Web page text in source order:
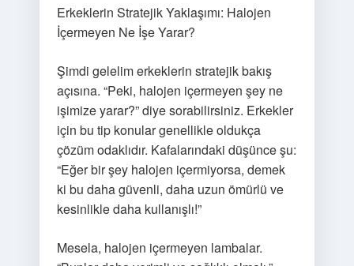
Erkeklerin Stratejik Yaklaşımı: Halojen
İçermeyen Ne İşe Yarar?
Şimdi gelelim erkeklerin stratejik bakış
açısına. “Peki, halojen içermeyen şey ne
işimize yarar?” diye sorabilirsiniz. Erkekler
için bu tip konular genellikle oldukça
çözüm odaklıdır. Kafalarındaki düşünce şu:
“Eğer bir şey halojen içermiyorsa, demek
ki bu daha güvenli, daha uzun ömürlü ve
kesinlikle daha kullanışlı!”
Mesela, halojen içermeyen lambalar.